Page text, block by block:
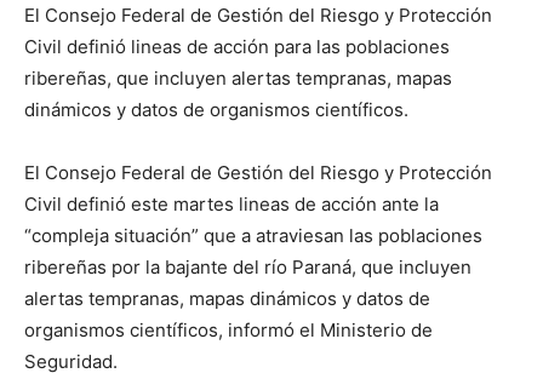
El Consejo Federal de Gestión del Riesgo y Protección
Civil definió lineas de acción para las poblaciones
ribereñas, que incluyen alertas tempranas, mapas
dinámicos y datos de organismos científicos.
El Consejo Federal de Gestión del Riesgo y Protección
Civil definió este martes lineas de acción ante la
“compleja situación” que a atraviesan las poblaciones
ribereñas por la bajante del río Paraná, que incluyen
alertas tempranas, mapas dinámicos y datos de
organismos científicos, informó el Ministerio de
Seguridad.